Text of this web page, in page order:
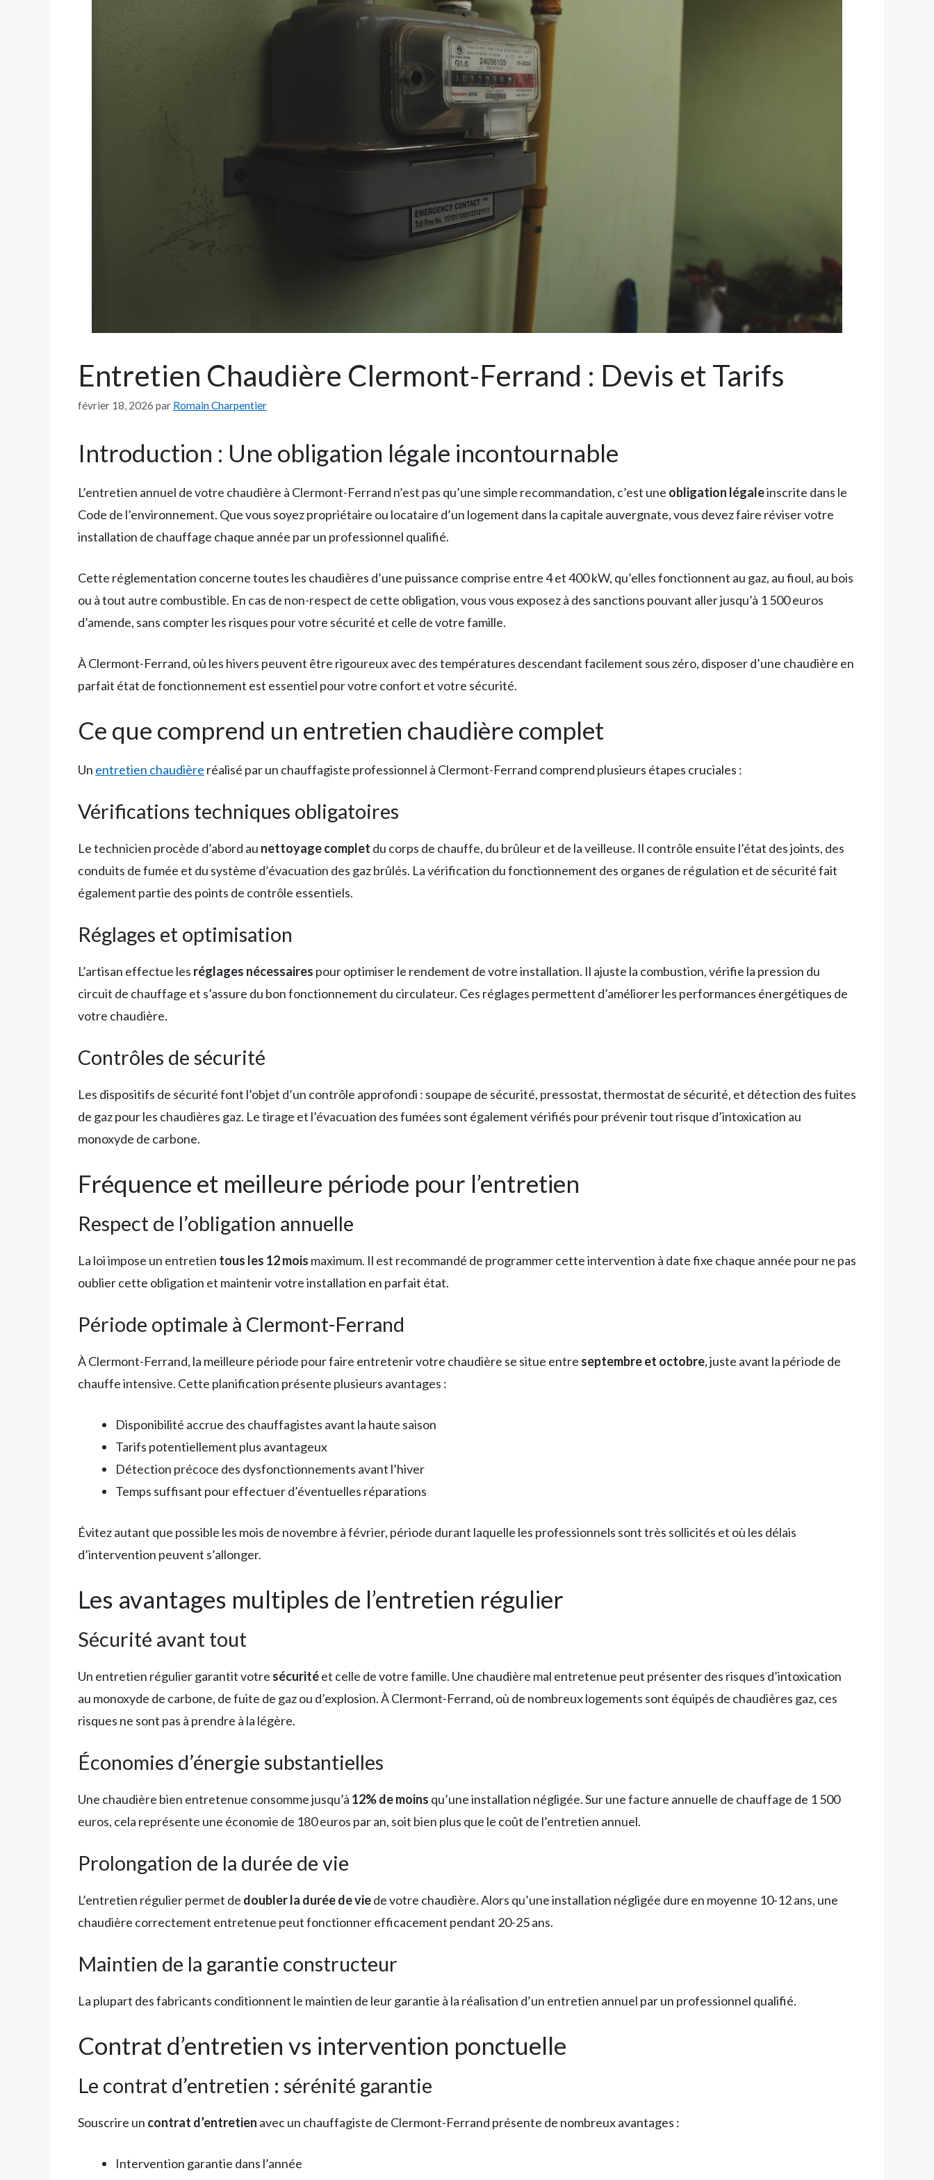
Entretien Chaudière Clermont-Ferrand : Devis et Tarifs
février 18, 2026 par Romain Charpentier
Introduction : Une obligation légale incontournable
L’entretien annuel de votre chaudière à Clermont-Ferrand n’est pas qu’une simple recommandation, c’est une obligation légaleinscrite dans le
Code de l’environnement. Que vous soyez propriétaire ou locataire d’un logement dans la capitale auvergnate, vous devez faire réviser votre
installation de chauffage chaque année par un professionnel qualifié.
Cette réglementation concerne toutes les chaudières d’une puissance comprise entre 4 et 400 kW, qu’elles fonctionnent au gaz, au fioul, au bois
ou à tout autre combustible. En cas de non-respect de cette obligation, vous vous exposez à des sanctions pouvant aller jusqu’à 1 500 euros
d’amende, sans compter les risques pour votre sécurité et celle de votre famille.
À Clermont-Ferrand, où les hivers peuvent être rigoureux avec des températures descendant facilement sous zéro, disposer d’une chaudière en
parfait état de fonctionnement est essentiel pour votre confort et votre sécurité.
Ce que comprend un entretien chaudière complet
Un entretien chaudière réalisé par un chauffagiste professionnel à Clermont-Ferrand comprend plusieurs étapes cruciales :
Vérifications techniques obligatoires
Le technicien procède d’abord au nettoyage complet du corps de chauffe, du brûleur et de la veilleuse. Il contrôle ensuite l’état des joints, des
conduits de fumée et du système d’évacuation des gaz brûlés. La vérification du fonctionnement des organes de régulation et de sécurité fait
également partie des points de contrôle essentiels.
Réglages et optimisation
L’artisan effectue les réglages nécessaires pour optimiser le rendement de votre installation. Il ajuste la combustion, vérifie la pression du
circuit de chauffage et s’assure du bon fonctionnement du circulateur. Ces réglages permettent d’améliorer les performances énergétiques de
votre chaudière.
Contrôles de sécurité
Les dispositifs de sécurité font l’objet d’un contrôle approfondi : soupape de sécurité, pressostat, thermostat de sécurité, et détection des fuites
de gaz pour les chaudières gaz. Le tirage et l’évacuation des fumées sont également vérifiés pour prévenir tout risque d’intoxication au
monoxyde de carbone.
Fréquence et meilleure période pour l’entretien
Respect de l’obligation annuelle
La loi impose un entretien tous les 12 mois maximum. Il est recommandé de programmer cette intervention à date fixe chaque année pour ne pas
oublier cette obligation et maintenir votre installation en parfait état.
Période optimale à Clermont-Ferrand
À Clermont-Ferrand, la meilleure période pour faire entretenir votre chaudière se situe entre septembre et octobre, juste avant la période de
chauffe intensive. Cette planification présente plusieurs avantages :
Disponibilité accrue des chauffagistes avant la haute saison
Tarifs potentiellement plus avantageux
Détection précoce des dysfonctionnements avant l’hiver
Temps suffisant pour effectuer d’éventuelles réparations
Évitez autant que possible les mois de novembre à février, période durant laquelle les professionnels sont très sollicités et où les délais
d’intervention peuvent s’allonger.
Les avantages multiples de l’entretien régulier
Sécurité avant tout
Un entretien régulier garantit votre sécuritéet celle de votre famille. Une chaudière mal entretenue peut présenter des risques d’intoxication
au monoxyde de carbone, de fuite de gaz ou d’explosion. À Clermont-Ferrand, où de nombreux logements sont équipés de chaudières gaz, ces
risques ne sont pas à prendre à la légère.
Économies d’énergie substantielles
Une chaudière bien entretenue consomme jusqu’à 12% de moins qu’une installation négligée. Sur une facture annuelle de chauffage de 1 500
euros, cela représente une économie de 180 euros par an, soit bien plus que le coût de l’entretien annuel.
Prolongation de la durée de vie
L’entretien régulier permet de doubler la durée de viede votre chaudière. Alors qu’une installation négligée dure en moyenne 10-12 ans, une
chaudière correctement entretenue peut fonctionner efficacement pendant 20-25 ans.
Maintien de la garantie constructeur
La plupart des fabricants conditionnent le maintien de leur garantie à la réalisation d’un entretien annuel par un professionnel qualifié.
Contrat d’entretien vs intervention ponctuelle
Le contrat d’entretien : sérénité garantie
Souscrire un contrat d’entretien avec un chauffagiste de Clermont-Ferrand présente de nombreux avantages :
Intervention garantie dans l’année